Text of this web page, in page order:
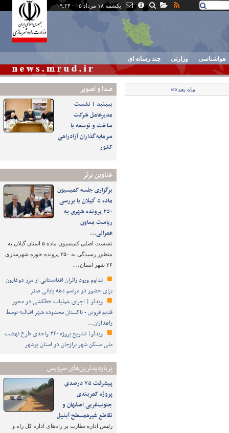
یکشنبه ۱۸ مرداد ۰۵ - ۰۹:۲۴
هواشناسی وزارتی چند رسانه ای
صدا و تصوير
ببینید | نشست
مدیرعامل شرکت
ساخت و توسعه با
سرمایه‌گذاران آزادراهی
کشور
عناوین برتر
برگزاری جلسه کمیسیون
ماده ۵ گیلان با بررسی
۲۵۰ پرونده شهری به
ریاست معاون
عمرانی…
نشست اصلی کمیسیون ماده ۵ استان گیلان به
منظور رسیدگی به ۲۵۰ پرونده حوزه شهرسازی
۲۶ شهر استان،…
تداوم ورود زائران افغانستانی از مرز دوغارون
برای حضور در مراسم دهه پایانی صفر
ویدئو | اجرای عملیات خطکشی در محور
قدیم قزوین - تاکستان محدوده شهر اقبالیه توسط
راهداران…
ویدئو| تشریح پروژه ۳۴۰ واحدی طرح نهضت
ملی مسکن شهر برازجان در استان بوشهر
پربازدیدترین‌های سرویس
پیشرفت ۷۵ درصدی
پروژه کمربندی
جنوب‌غربی اصفهان و
تقاطع غیرهمسطح آبنیل
رئیس اداره نظارت بر راه‌های اداره کل راه و
ماه بعد»»